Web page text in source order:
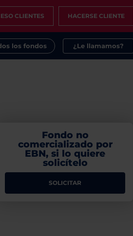
CLIENTES HACERSE CLIENTE
los fondos ¿Le llamamos?
Fondo no
comercializado por
EBN, si lo quiere
solicítelo
SOLICITAR